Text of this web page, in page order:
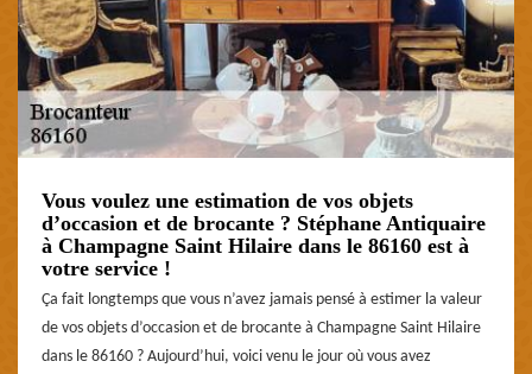
Vous voulez une estimation de vos objets
d’occasion et de brocante ? Stéphane Antiquaire
à Champagne Saint Hilaire dans le 86160 est à
votre service !
Ça fait longtemps que vous n’avez jamais pensé à estimer la valeur
de vos objets d’occasion et de brocante à Champagne Saint Hilaire
dans le 86160 ? Aujourd’hui, voici venu le jour où vous avez